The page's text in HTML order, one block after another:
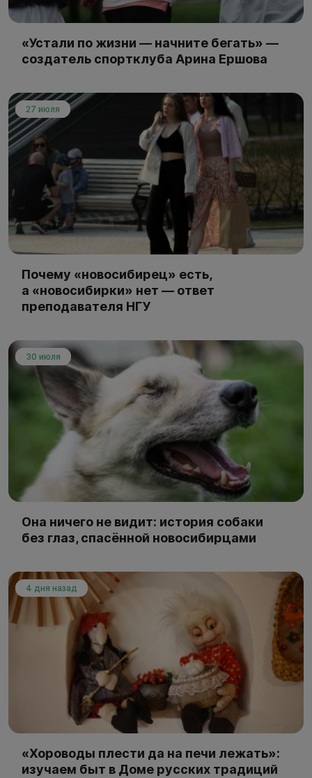
«Устали по жизни — начните бегать» —
создатель спортклуба Арина Ершова
27 июля
Почему «новосибирец» есть,
а «новосибирки» нет — ответ
преподавателя НГУ
30 июля
Она ничего не видит: история собаки
без глаз, спасённой новосибирцами
4 дня назад
«Хороводы плести да на печи лежать»:
изучаем быт в Доме русских традиций